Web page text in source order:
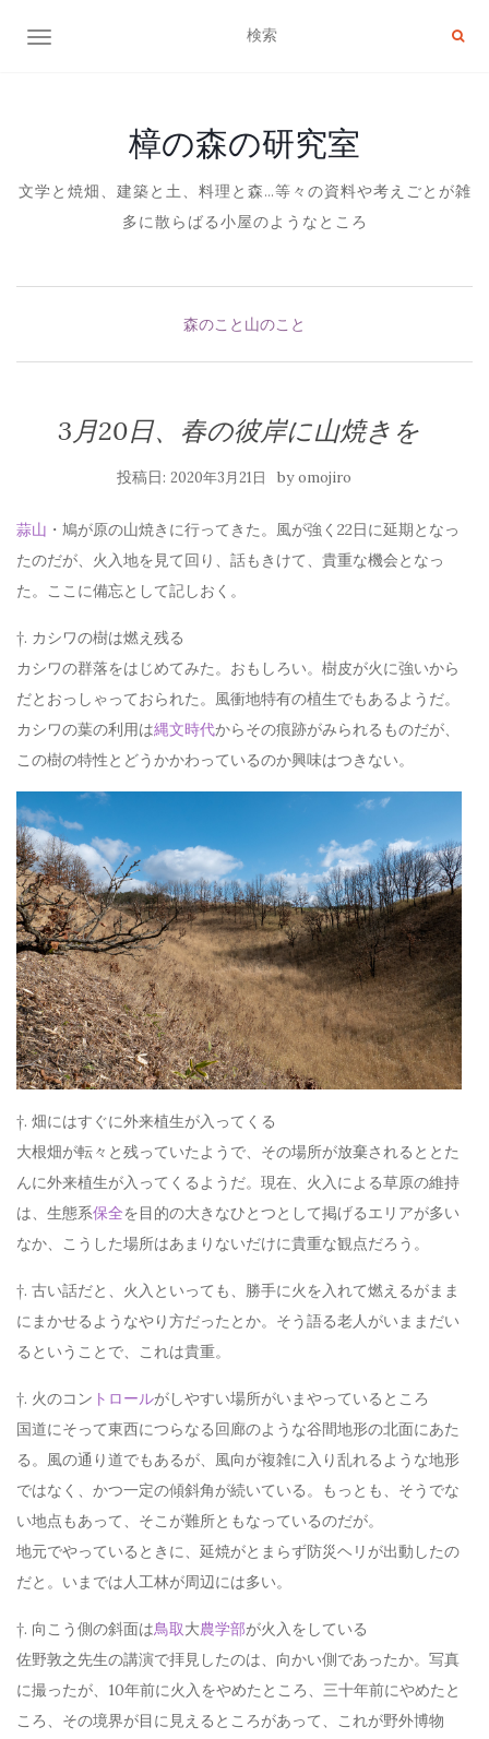
ナビゲーション切り替え
樟の森の研究室
文学と焼畑、建築と土、料理と森…等々の資料や考えごとが雑
多に散らばる小屋のようなところ
森のこと山のこと
3月20日、春の彼岸に山焼きを
投稿日: 2020年3月21日 byomojiro
蒜山 ・鳩が原の山焼きに行ってきた。風が強く22日に延期となっ
たのだが、火入地を見て回り、話もきけて、貴重な機会となっ
た。ここに備忘として記しおく。
†. カシワの樹は燃え残る
カシワの群落をはじめてみた。おもしろい。樹皮が火に強いから
だとおっしゃっておられた。風衝地特有の植生でもあるようだ。
カシワの葉の利用は縄文時代からその痕跡がみられるものだが、
この樹の特性とどうかかわっているのか興味はつきない。
†. 畑にはすぐに外来植生が入ってくる
大根畑が転々と残っていたようで、その場所が放棄されるととた
んに外来植生が入ってくるようだ。現在、火入による草原の維持
は、生態系保全を目的の大きなひとつとして掲げるエリアが多い
なか、こうした場所はあまりないだけに貴重な観点だろう。
†. 古い話だと、火入といっても、勝手に火を入れて燃えるがまま
にまかせるようなやり方だったとか。そう語る老人がいままだい
るということで、これは貴重。
†. 火のコン トロールがしやすい場所がいまやっているところ
国道にそって東西につらなる回廊のような谷間地形の北面にあた
る。風の通り道でもあるが、風向が複雑に入り乱れるような地形
ではなく、かつ一定の傾斜角が続いている。もっとも、そうでな
い地点もあって、そこが難所ともなっているのだが。
地元でやっているときに、延焼がとまらず防災ヘリが出動したの
だと。いまでは人工林が周辺には多い。
†. 向こう側の斜面は鳥取大農学部が火入をしている
佐野敦之先生の講演で拝見したのは、向かい側であったか。写真
に撮ったが、10年前に火入をやめたところ、三十年前にやめたと
ころ、その境界が目に見えるところがあって、これが野外博物